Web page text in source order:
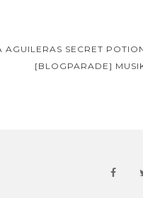
SECRET
[BLOGPARADE]